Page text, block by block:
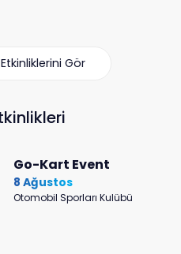
Gör
Go-Kart Event
8 Ağustos
Otomobil Sporları Kulübü